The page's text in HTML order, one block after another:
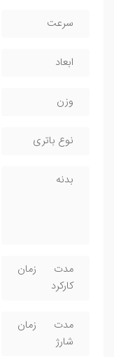
سرعت
ابعاد
وزن
نوع باتری
بدنه
مدت زمان
کارکرد
مدت زمان
شارژ